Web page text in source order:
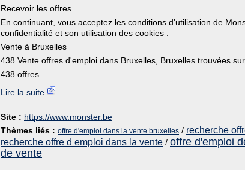
Recevoir les offres
En continuant, vous acceptez les conditions d'utilisation de
confidentialité et son utilisation des cookies .
Vente à Bruxelles
438 Vente offres d'emploi dans Bruxelles, Bruxelles trouvées
438 offres...
Lire la suite
Site : https://www.monster.be
Thèmes liés : offre d'emploi dans la vente bruxelles / recherche
recherche offre d emploi dans la vente / offre d'emploi
de vente